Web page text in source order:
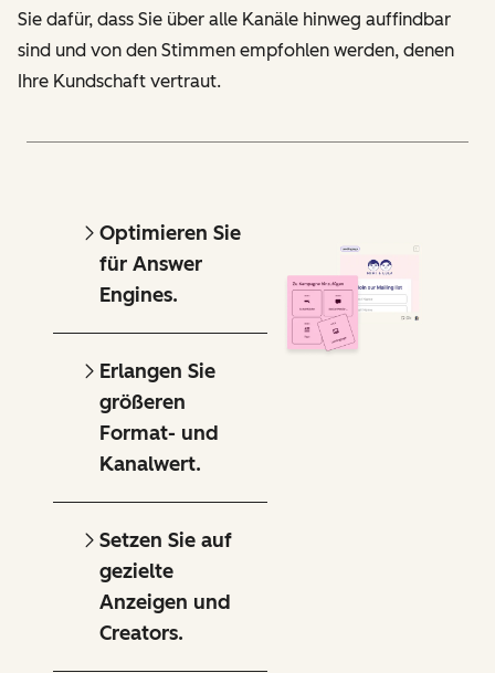
Sie dafür, dass Sie über alle Kanäle hinweg auffindbar
sind und von den Stimmen empfohlen werden, denen
Ihre Kundschaft vertraut.
Optimieren Sie
für Answer
Engines.
Erlangen Sie
größeren
Format- und
Kanalwert.
Setzen Sie auf
gezielte
Anzeigen und
Creators.